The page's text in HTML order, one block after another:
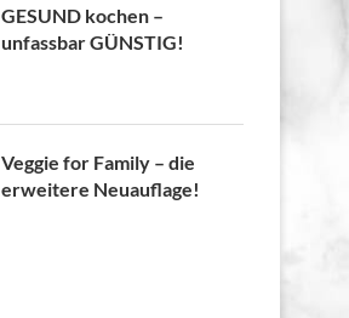
GESUND kochen –
unfassbar GÜNSTIG!
Veggie for Family – die
erweitere Neuauflage!